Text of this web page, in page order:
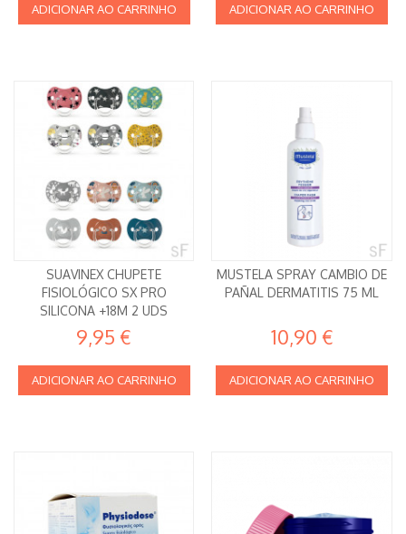
ADICIONAR AO CARRINHO ADICIONAR AO CARRINHO
SUAVINEX CHUPETE
FISIOLÓGICO SX PRO
SILICONA +18M 2 UDS
9,95 €
ADICIONAR AO CARRINHO
MUSTELA SPRAY CAMBIO DE
PAÑAL DERMATITIS 75 ML
10,90 €
ADICIONAR AO CARRINHO